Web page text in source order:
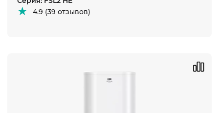
4.9 (39 отзывов)